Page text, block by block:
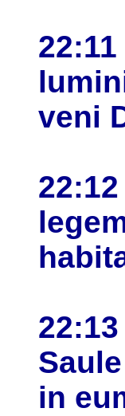
veni
in